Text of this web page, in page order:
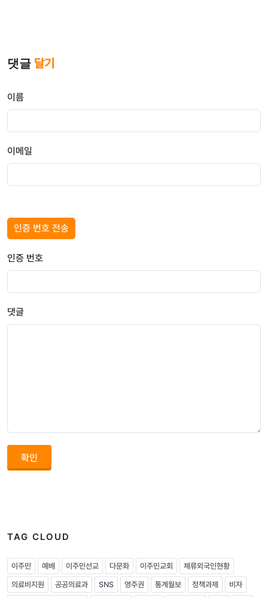
댓글 달기
이름
이메일
인증 번호 전송
인증 번호
댓글
확인
TAG CLOUD
이주민 예배 이주민선교 다문화 이주민교회 체류외국인현황
의료비지원 공공의료과 SNS 영주권 통계월보 정책과제 비자